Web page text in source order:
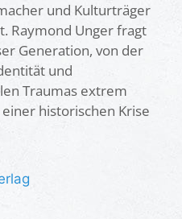
und Kulturträger
Raymond Unger fragt
Generation, von der
und
Traumas extrem
historischen Krise